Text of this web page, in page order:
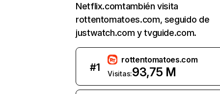
Netflix.comtambién visita
rottentomatoes.com, seguido de
justwatch.com y tvguide.com.
#1
rottentomatoes.com
Visitas:93,75 M